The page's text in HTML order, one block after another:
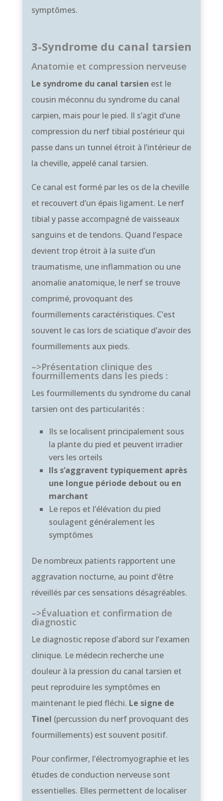
symptômes.
3-Syndrome du canal tarsien
Anatomie et compression nerveuse
Le syndrome du canal tarsien est le
cousin méconnu du syndrome du canal
carpien, mais pour le pied. Il s’agit d’une
compression du nerf tibial postérieur qui
passe dans un tunnel étroit à l’intérieur de
la cheville, appelé canal tarsien.
Ce canal est formé par les os de la cheville
et recouvert d’un épais ligament. Le nerf
tibial y passe accompagné de vaisseaux
sanguins et de tendons. Quand l’espace
devient trop étroit à la suite d’un
traumatisme, une inflammation ou une
anomalie anatomique, le nerf se trouve
comprimé, provoquant des
fourmillements caractéristiques. C’est
souvent le cas lors de sciatique d’avoir des
fourmillements aux pieds.
–>Présentation clinique des
fourmillements dans les pieds :
Les fourmillements du syndrome du canal
tarsien ont des particularités :
Ils se localisent principalement sous
la plante du pied et peuvent irradier
vers les orteils
Ils s’aggravent typiquement après
une longue période debout ou en
marchant
Le repos et l’élévation du pied
soulagent généralement les
symptômes
De nombreux patients rapportent une
aggravation nocturne, au point d’être
réveillés par ces sensations désagréables.
–>Évaluation et confirmation de
diagnostic
Le diagnostic repose d’abord sur l’examen
clinique. Le médecin recherche une
douleur à la pression du canal tarsien et
peut reproduire les symptômes en
maintenant le pied fléchi. Le signe de
Tinel (percussion du nerf provoquant des
fourmillements) est souvent positif.
Pour confirmer, l’électromyographie et les
études de conduction nerveuse sont
essentielles. Elles permettent de localiser